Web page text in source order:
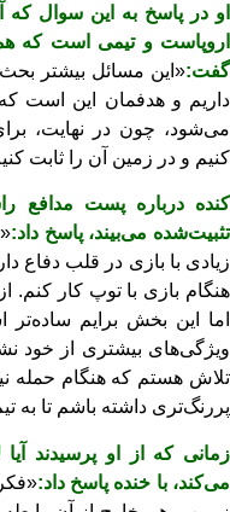
او در پاسخ به این سوال که
اروپاست و تیمی است که
گفت:«این مسائل بیشتر
داریم و هدفمان این است
می‌شود، چون در نهایت،
کنیم و در زمین آن را ثابت
کنده درباره پست مدافع
تثبیت‌شده می‌بیند، پاسخ داد:
زیادی با بازی در قلب دفاع
هنگام بازی با توپ کار کنم.
اما این بخش برایم ساده‌تر
ویژگی‌های بیشتری از خود
تلاش هستم که هنگام حمله
پررنگ‌تری داشته باشم تا به
زمانی که از او پرسیدند
می‌کند، با خنده پاسخ داد: